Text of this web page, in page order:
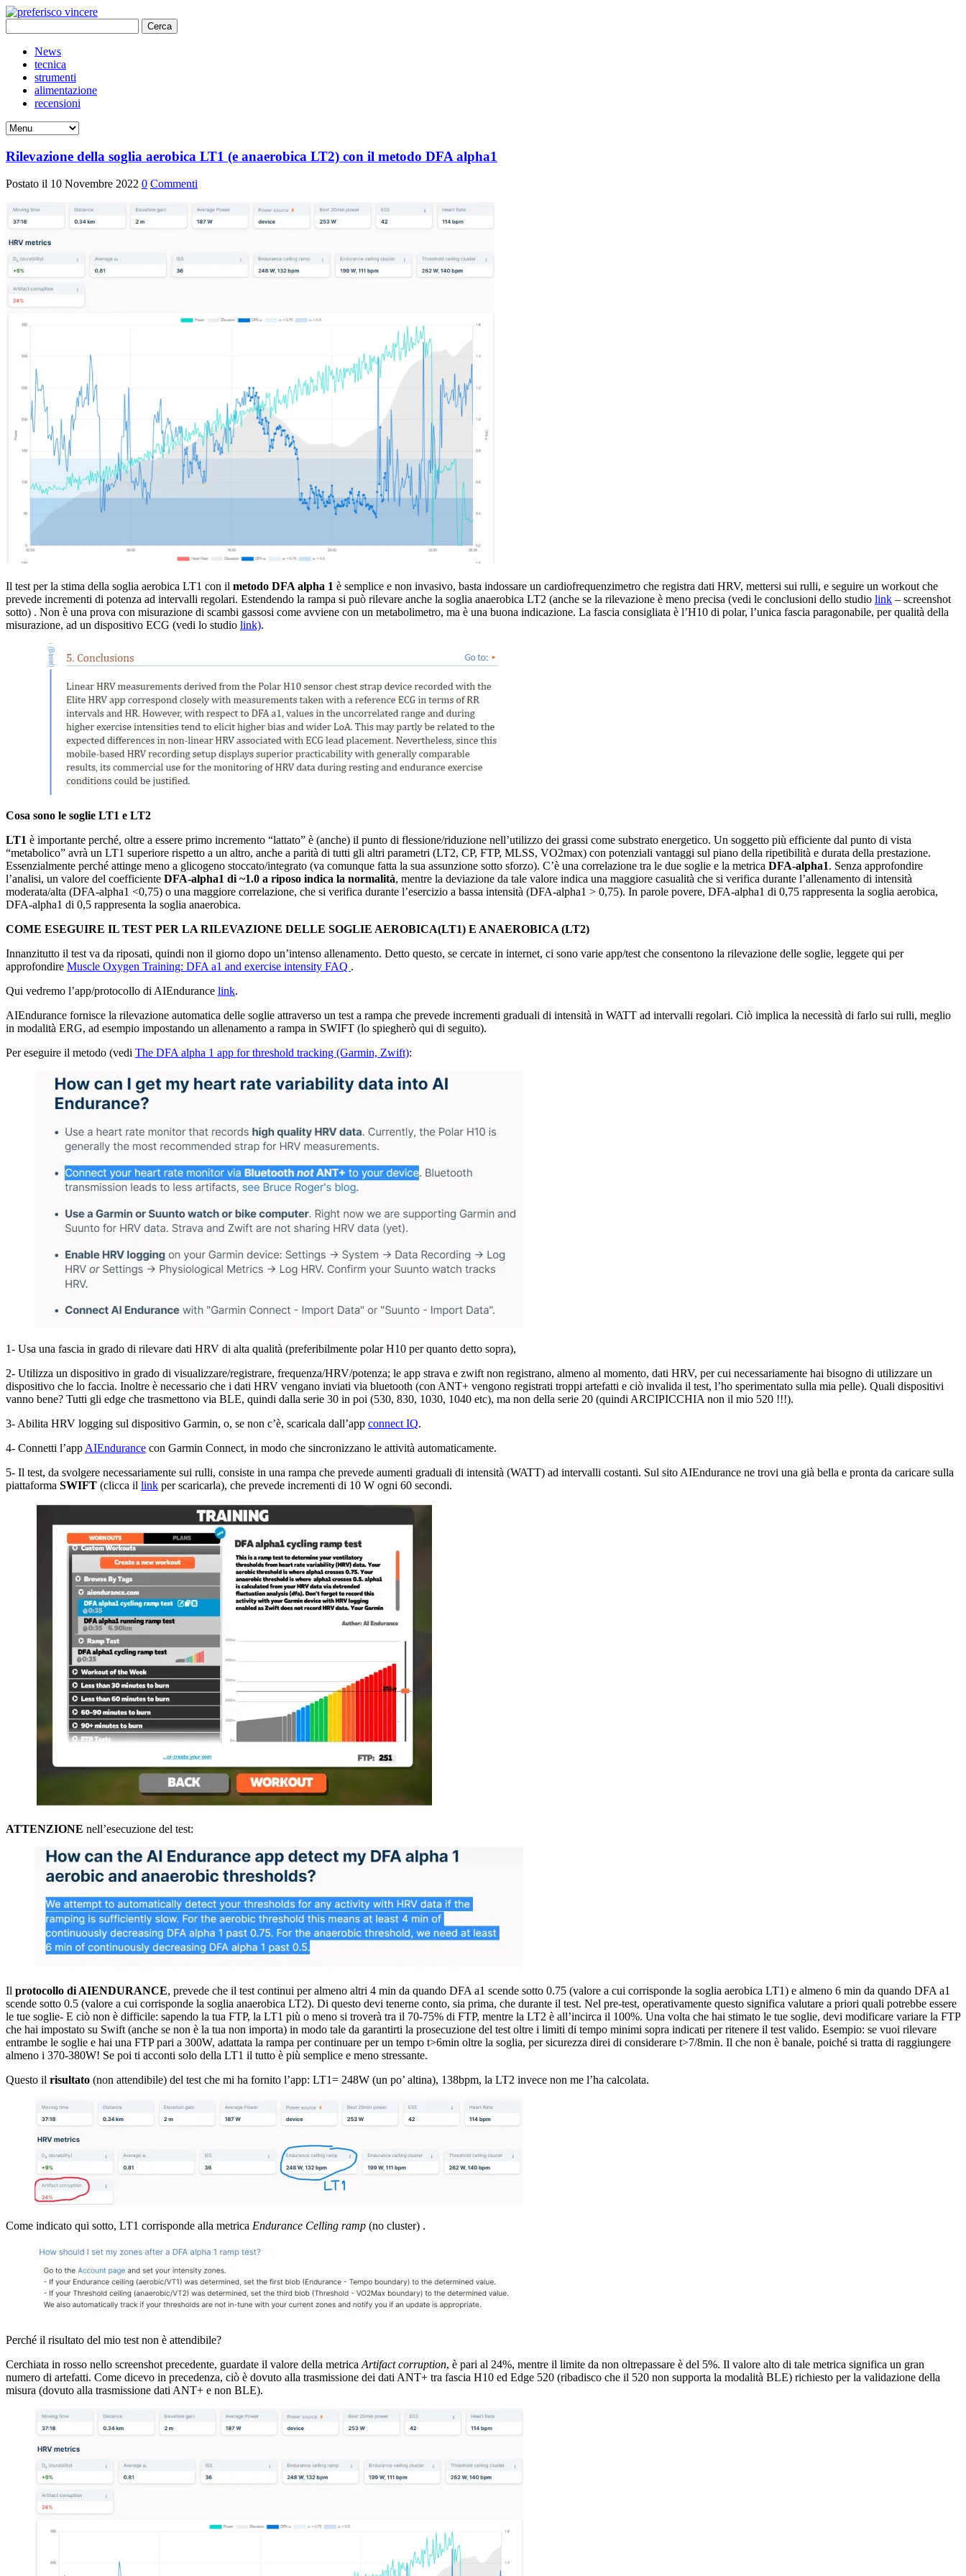
per:
News
tecnica
strumenti
alimentazione
recensioni
Rilevazione della soglia aerobica LT1 (e anaerobica LT2) con il metodo DFA alpha1
Postato il 10 Novembre 2022 0 Commenti
Il test per la stima della soglia aerobica LT1 con il metodo DFA alpha 1 è semplice e non invasivo, basta indossare un cardiofrequenzimetro che registra dati HRV, mettersi sui rulli, e seguire un workout che
prevede incrementi di potenza ad intervalli regolari. Estendendo la rampa si può rilevare anche la soglia anaerobica LT2 (anche se la rilevazione è meno precisa (vedi le conclusioni dello studio link – screenshot
sotto) . Non è una prova con misurazione di scambi gassosi come avviene con un metabolimetro, ma è una buona indicazione. La fascia consigliata è l’H10 di polar, l’unica fascia paragonabile, per qualità della
misurazione, ad un dispositivo ECG (vedi lo studio link).
Cosa sono le soglie LT1 e LT2
LT1 è importante perché, oltre a essere primo incremento “lattato” è (anche) il punto di flessione/riduzione nell’utilizzo dei grassi come substrato energetico. Un soggetto più efficiente dal punto di vista
“metabolico” avrà un LT1 superiore rispetto a un altro, anche a parità di tutti gli altri parametri (LT2, CP, FTP, MLSS, VO2max) con potenziali vantaggi sul piano della ripetibilità e durata della prestazione.
Essenzialmente perché attinge meno a glicogeno stoccato/integrato (va comunque fatta la sua assunzione sotto sforzo). C’è una correlazione tra le due soglie e la metrica DFA-alpha1. Senza approfondire
l’analisi, un valore del coefficiente DFA-alpha1 di ~1.0 a riposo indica la normalità, mentre la deviazione da tale valore indica una maggiore casualità che si verifica durante l’allenamento di intensità
moderata/alta (DFA-alpha1 <0,75) o una maggiore correlazione, che si verifica durante l’esercizio a bassa intensità (DFA-alpha1 > 0,75). In parole povere, DFA-alpha1 di 0,75 rappresenta la soglia aerobica,
DFA-alpha1 di 0,5 rappresenta la soglia anaerobica.
COME ESEGUIRE IL TEST PER LA RILEVAZIONE DELLE SOGLIE AEROBICA(LT1) E ANAEROBICA (LT2)
Innanzitutto il test va da riposati, quindi non il giorno dopo un’intenso allenamento. Detto questo, se cercate in internet, ci sono varie app/test che consentono la rilevazione delle soglie, leggete qui per
approfondire Muscle Oxygen Training: DFA a1 and exercise intensity FAQ .
Qui vedremo l’app/protocollo di AIEndurance link.
AIEndurance fornisce la rilevazione automatica delle soglie attraverso un test a rampa che prevede incrementi graduali di intensità in WATT ad intervalli regolari. Ciò implica la necessità di farlo sui rulli, meglio
in modalità ERG, ad esempio impostando un allenamento a rampa in SWIFT (lo spiegherò qui di seguito).
Per eseguire il metodo (vedi The DFA alpha 1 app for threshold tracking (Garmin, Zwift):
1- Usa una fascia in grado di rilevare dati HRV di alta qualità (preferibilmente polar H10 per quanto detto sopra),
2- Utilizza un dispositivo in grado di visualizzare/registrare, frequenza/HRV/potenza; le app strava e zwift non registrano, almeno al momento, dati HRV, per cui necessariamente hai bisogno di utilizzare un
dispositivo che lo faccia. Inoltre è necessario che i dati HRV vengano inviati via bluetooth (con ANT+ vengono registrati troppi artefatti e ciò invalida il test, l’ho sperimentato sulla mia pelle). Quali dispositivi
vanno bene? Tutti gli edge che trasmettono via BLE, quindi dalla serie 30 in poi (530, 830, 1030, 1040 etc), ma non della serie 20 (quindi ARCIPICCHIA non il mio 520 !!!).
3- Abilita HRV logging sul dispositivo Garmin, o, se non c’è, scaricala dall’app connect IQ.
4- Connetti l’app AIEndurance con Garmin Connect, in modo che sincronizzano le attività automaticamente.
5- Il test, da svolgere necessariamente sui rulli, consiste in una rampa che prevede aumenti graduali di intensità (WATT) ad intervalli costanti. Sul sito AIEndurance ne trovi una già bella e pronta da caricare sulla
piattaforma SWIFT (clicca il link per scaricarla), che prevede incrementi di 10 W ogni 60 secondi.
ATTENZIONE nell’esecuzione del test:
Il protocollo di AIENDURANCE, prevede che il test continui per almeno altri 4 min da quando DFA a1 scende sotto 0.75 (valore a cui corrisponde la soglia aerobica LT1) e almeno 6 min da quando DFA a1
scende sotto 0.5 (valore a cui corrisponde la soglia anaerobica LT2). Di questo devi tenerne conto, sia prima, che durante il test. Nel pre-test, operativamente questo significa valutare a priori quali potrebbe essere
le tue soglie- E ciò non è difficile: sapendo la tua FTP, la LT1 più o meno si troverà tra il 70-75% di FTP, mentre la LT2 è all’incirca il 100%. Una volta che hai stimato le tue soglie, devi modificare variare la FTP
che hai impostato su Swift (anche se non è la tua non importa) in modo tale da garantirti la prosecuzione del test oltre i limiti di tempo minimi sopra indicati per ritenere il test valido. Esempio: se vuoi rilevare
entrambe le soglie e hai una FTP pari a 300W, adattata la rampa per continuare per un tempo t>6min oltre la soglia, per sicurezza direi di considerare t>7/8min. Il che non è banale, poiché si tratta di raggiungere
almeno i 370-380W! Se poi ti acconti solo della LT1 il tutto è più semplice e meno stressante.
Questo il risultato (non attendibile) del test che mi ha fornito l’app: LT1= 248W (un po’ altina), 138bpm, la LT2 invece non me l’ha calcolata.
Come indicato qui sotto, LT1 corrisponde alla metrica Endurance Celling ramp (no cluster) .
Perché il risultato del mio test non è attendibile?
Cerchiata in rosso nello screenshot precedente, guardate il valore della metrica Artifact corruption, è pari al 24%, mentre il limite da non oltrepassare è del 5%. Il valore alto di tale metrica significa un gran
numero di artefatti. Come dicevo in precedenza, ciò è dovuto alla trasmissione dei dati ANT+ tra fascia H10 ed Edge 520 (ribadisco che il 520 non supporta la modalità BLE) richiesto per la validazione della
misura (dovuto alla trasmissione dati ANT+ e non BLE).